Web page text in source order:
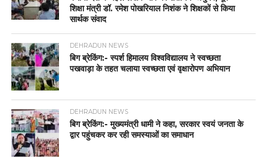
शिक्षा मंत्री डॉ. रमेश पोखरियाल निशंक ने शिक्षकों से किया
सार्थक संवाद
DEHRADUN NEWS
बिग ब्रेकिंग:- स्पर्श हिमालय विश्वविद्यालय ने स्वच्छता
पखवाड़ा के तहत चलाया स्वच्छता एवं वृक्षारोपण अभियान
DEHRADUN NEWS
बिग ब्रेकिंग:- मुख्यमंत्री धामी ने कहा, सरकार स्वयं जनता के
द्वार पहुंचकर कर रही समस्याओं का समाधान